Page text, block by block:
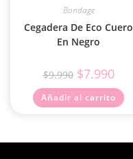
Bondage
Cegadera De Eco Cuero
En Negro
$9.990 $7.990
Añadir al carrito